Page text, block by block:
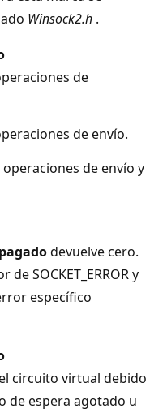
Winsock2.h .
de
de envío.
de envío y
devuelve cero.
SOCKET_ERROR y
específico
circuito virtual debido
de espera agotado u